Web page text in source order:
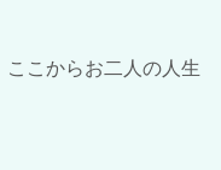
こからお二人の人生